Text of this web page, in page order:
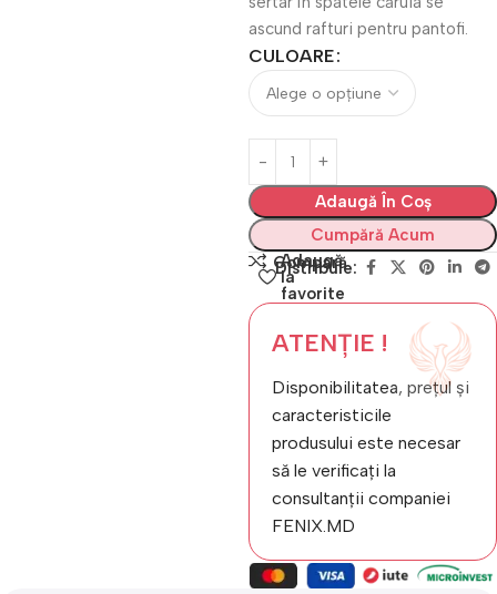
ascund rafturi pentru pantofi.
CULOARE
Adaugă În Coș
Cumpără Acum
Compară
Adaugă
la
favorite
Distribuie:
ATENȚIE !
Disponibilitatea, prețul și
caracteristicile
produsului este necesar
să le verificați la
consultanții companiei
FENIX.MD